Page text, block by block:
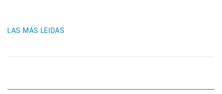
LAS MÁS LEIDAS